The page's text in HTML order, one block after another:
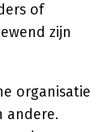
of
zijn
organisatie
andere.